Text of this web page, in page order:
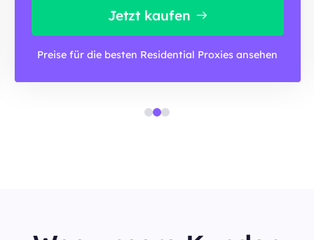
Jetzt kaufen
Preise für die besten Residential Proxies ansehen